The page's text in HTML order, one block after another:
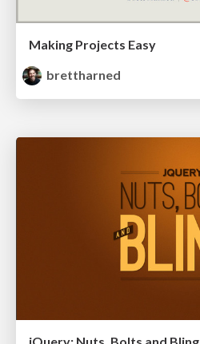
Making Projects Easy
brettharned